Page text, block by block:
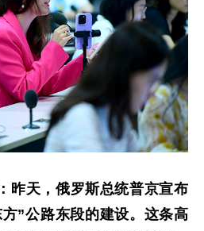
昨天，俄罗斯总统普京宣布
”公路东段的建设。这条高